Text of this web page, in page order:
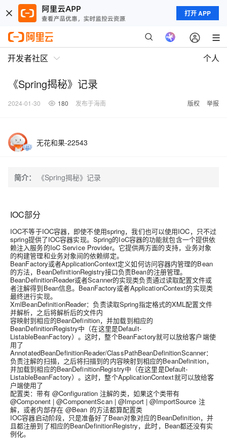
打开 APP
开发者社区 个人
《Spring揭秘》记录
2024-01-30 180 发布于海南 版权 举报
无花和果-22543
简介： 《Spring揭秘》记录
IOC部分
IOC不等于IOC容器，即使不使用spring，我们也可以使用IOC，只不过
spring提供了IOC容器实现。Spring的IoC容器的功能就包含一个提供依
赖注入服务的IoC Service Provider。它提供两方面的支持，业务对象
的构建管理和业务对象间的依赖绑定。
BeanFactory或者ApplicationContext定义如何访问容器内管理的Bean
的方法，BeanDefinitionRegistry接口负责Bean的注册管理。
BeanDefinitionReader或者Scanner的实现类负责通过读取配置文件或
者注解得到Bean信息。BeanFactory或者ApplicationContext的实现类
最终进行实现。
XmlBeanDefinitionReader：负责读取Spring指定格式的XML配置文件
并解析，之后将解析后的文件内
容映射到相应的BeanDefinition，并加载到相应的
BeanDefinitionRegistry中（在这里是Default-
ListableBeanFactory）。这时，整个BeanFactory就可以放给客户端使
用了
AnnotatedBeanDefinitionReader/ClassPathBeanDefinitionScanner：
负责注解的扫描，之后将扫描到的内容映射到相应的BeanDefinition，
并加载到相应的BeanDefinitionRegistry中（在这里是Default-
ListableBeanFactory）。这时，整个ApplicationContext就可以放给客
户端使用了
配置类：带有 @Configuration 注解的类，如果这个类带有
@Component | @ComponentScan | @Import | @ImportSource 注
解，或者内部存在 @Bean 的方法都算配置类
IOC容器启动阶段，只是准备好了Bean对象对应的BeanDefinition，并
且都注册到了相应的BeanDefinitionRegistry，此时，Bean都还没有实
例化。